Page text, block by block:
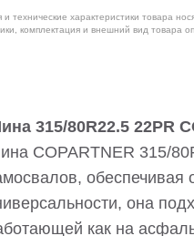
технические характеристики товара
комплектация и внешний вид товара
315/80R22.5 22PR
COPARTNER 315/
обеспечивая
она
как на